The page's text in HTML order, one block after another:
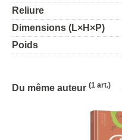
Reliure
Dimensions (L×H×P)
Poids
Du même auteur (1 art.)